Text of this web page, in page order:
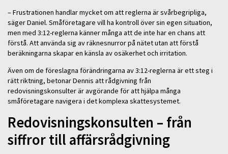
– Frustrationen handlar mycket om att reglerna är svårbegripliga,
säger Daniel. Småföretagare vill ha kontroll över sin egen situation,
men med 3:12-reglerna känner många att de inte har en chans att
förstå. Att använda sig av räknesnurror på nätet utan att förstå
beräkningarna skapar en känsla av osäkerhet och irritation.
Även om de föreslagna förändringarna av 3:12-reglerna är ett steg i
rätt riktning, betonar Dennis att rådgivning från
redovisningskonsulter är avgörande för att hjälpa många
småföretagare navigera i det komplexa skattesystemet.
Redovisningskonsulten – från
siffror till affärsrådgivning